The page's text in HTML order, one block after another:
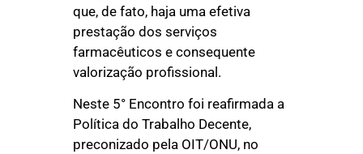
que, de fato, haja uma efetiva
prestação dos serviços
farmacêuticos e consequente
valorização profissional.
Neste 5° Encontro foi reafirmada a
Política do Trabalho Decente,
preconizado pela OIT/ONU, no